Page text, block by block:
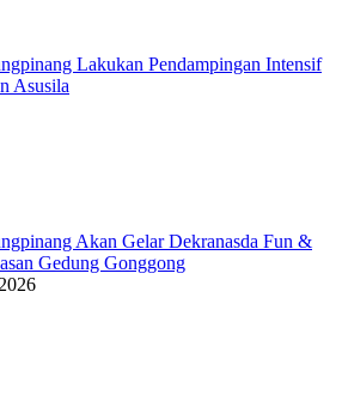
Lakukan Pendampingan Intensif
Asusila
Akan Gelar Dekranasda Fun &
Gedung Gonggong